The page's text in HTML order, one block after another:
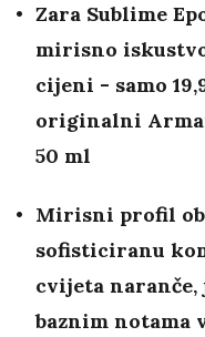
Zara Sublime
mirisno
cijeni - samo
originalni
50 ml
Mirisni profil
sofisticiranu
cvijeta naranče,
baznim notama